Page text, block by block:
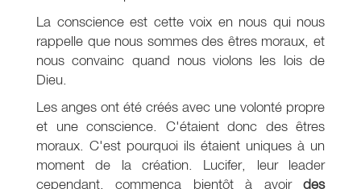
La conscience est cette voix en nous qui nous
rappelle que nous sommes des êtres moraux, et
nous convainc quand nous violons les lois de
Dieu.
Les anges ont été créés avec une volonté propre
et une conscience. C'étaient donc des êtres
moraux. C'est pourquoi ils étaient uniques à un
moment de la création. Lucifer, leur leader
cependant, commença bientôt à avoir des